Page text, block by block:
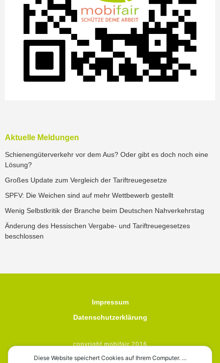
Aktuelle Meldungen
Schienengüterverkehr vor dem Aus? Oder gibt es doch noch eine
Lösung?
Großes Update zum Vergleich der Tariftreuegesetze
SPFV: Die Weichen sind auf mehr Wettbewerb gestellt
Wenig Selbstkritik der Branche beim Deutschen Nahverkehrstag
Änderung des Hessischen Vergabe- und Tariftreuegesetzes
beschlossen
Impressum
Datenschutzerklärung
copyright mobifair 2016
Diese Website speichert Cookies auf Ihrem Computer. …